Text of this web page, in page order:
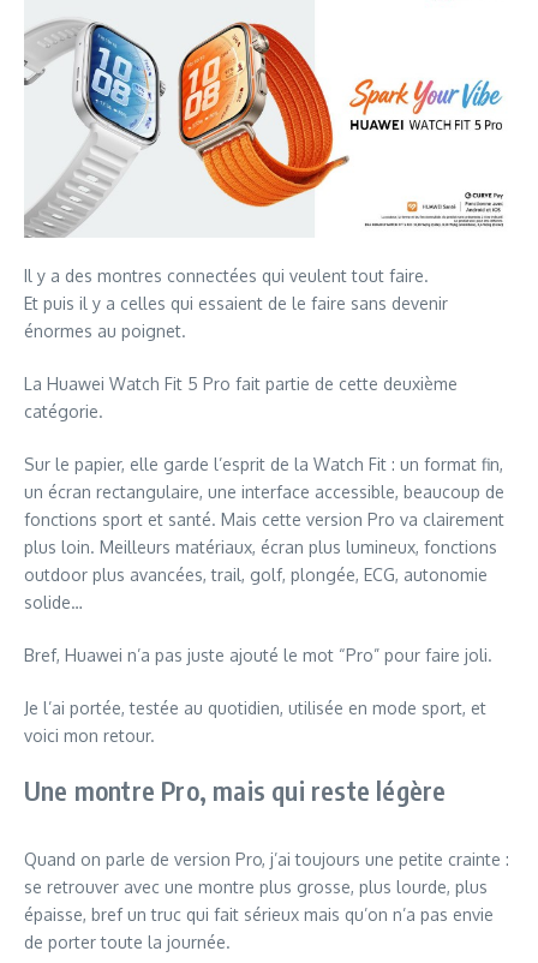
Il y a des montres connectées qui veulent tout faire.
Et puis il y a celles qui essaient de le faire sans devenir
énormes au poignet.
La Huawei Watch Fit 5 Pro fait partie de cette deuxième
catégorie.
Sur le papier, elle garde l’esprit de la Watch Fit : un format fin,
un écran rectangulaire, une interface accessible, beaucoup de
fonctions sport et santé. Mais cette version Pro va clairement
plus loin. Meilleurs matériaux, écran plus lumineux, fonctions
outdoor plus avancées, trail, golf, plongée, ECG, autonomie
solide…
Bref, Huawei n’a pas juste ajouté le mot “Pro” pour faire joli.
Je l’ai portée, testée au quotidien, utilisée en mode sport, et
voici mon retour.
Une montre Pro, mais qui reste légère
Quand on parle de version Pro, j’ai toujours une petite crainte :
se retrouver avec une montre plus grosse, plus lourde, plus
épaisse, bref un truc qui fait sérieux mais qu’on n’a pas envie
de porter toute la journée.